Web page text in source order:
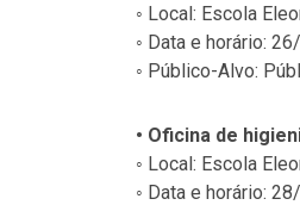
◦ Local: Escola
◦ Data e horário:
◦ Público-Alvo:
• Oficina de
◦ Local: Escola
◦ Data e horário: